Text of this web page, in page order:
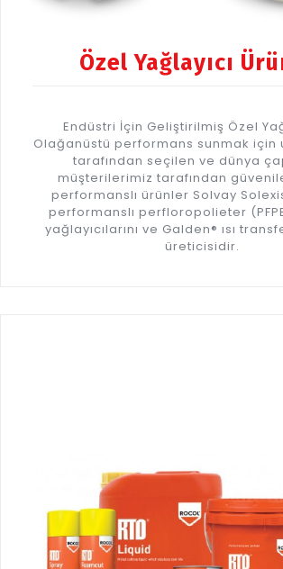
Özel Yağlayıcı
Endüstri İçin Geliştirilmiş Özel
Olağanüstü performans sunmak için
tarafından seçilen ve dünya
müşterilerimiz tarafından
performanslı ürünler Solvay
performanslı perfloropolieter
yağlayıcılarını ve Galden® ısı
üreticisidir.